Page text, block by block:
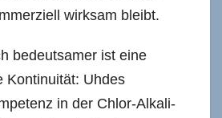
wirksam bleibt.
bedeutsamer ist eine
Kontinuität: Uhdes
in der Chlor-Alkali-